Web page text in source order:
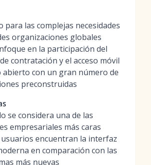
para las complejas necesidades
organizaciones globales
en la participación del
contratación y el acceso móvil
abierto con un gran número de
preconstruidas
se considera una de las
empresariales más caras
encuentran la interfaz
en comparación con las
más nuevas